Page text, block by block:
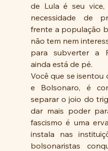
de Lula é seu
necessidade de
frente a população
não tem nem
para subverter a
ainda está de pé.
Você que se isentou
e Bolsonaro, é
separar o joio do
dar mais poder
fascismo é uma
instala nas
bolsonaristas